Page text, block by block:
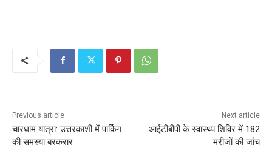
k
A
p
Previous article
चारधाम यात्रा: उत्तरकाशी में पार्किंग
की समस्या बरकरार
Next article
आईटीबीपी के स्वास्थ्य शिविर में 182
मरीजों की जांच